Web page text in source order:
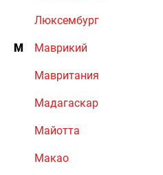
Люксембург
М Маврикий
Мавритания
Мадагаскар
Майотта
Макао